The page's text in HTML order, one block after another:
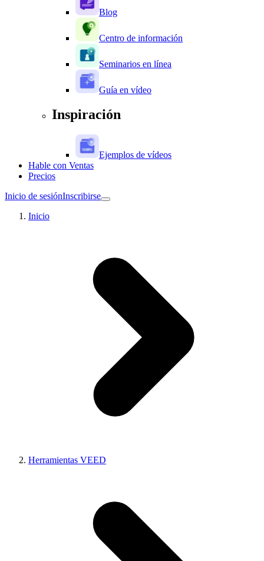
Blog
Centro de información
Seminarios en línea
Guía en vídeo
Inspiración
Ejemplos de vídeos
Hable con Ventas
Precios
Inicio de sesiónInscribirse
Inicio
Herramientas VEED